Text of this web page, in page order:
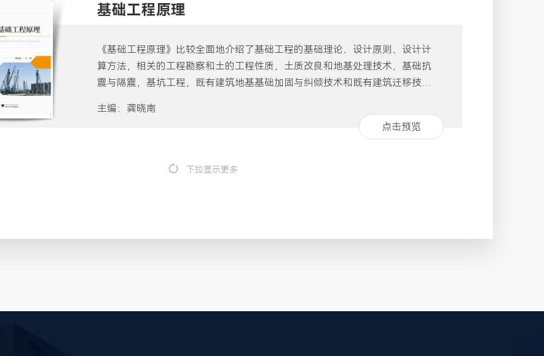
人员使用。
基础工程原理
《基础工程原理》比较全面地介绍了基础工程的基础理论、设计原则、设计计
算方法，相关的工程勘察和土的工程性质，土质改良和地基处理技术，基础抗
震与隔震，基坑工程，既有建筑地基基础加固与纠倾技术和既有建筑迁移技术
质、土质改良与地基处理、浅基础、复合地基、桩基础、特殊土地基基础工
程、基础抗震与隔震、基坑工程、既有建筑地基基础加固与纠倾技术、既有建
主编：龚晓南
点击预览
下拉显示更多